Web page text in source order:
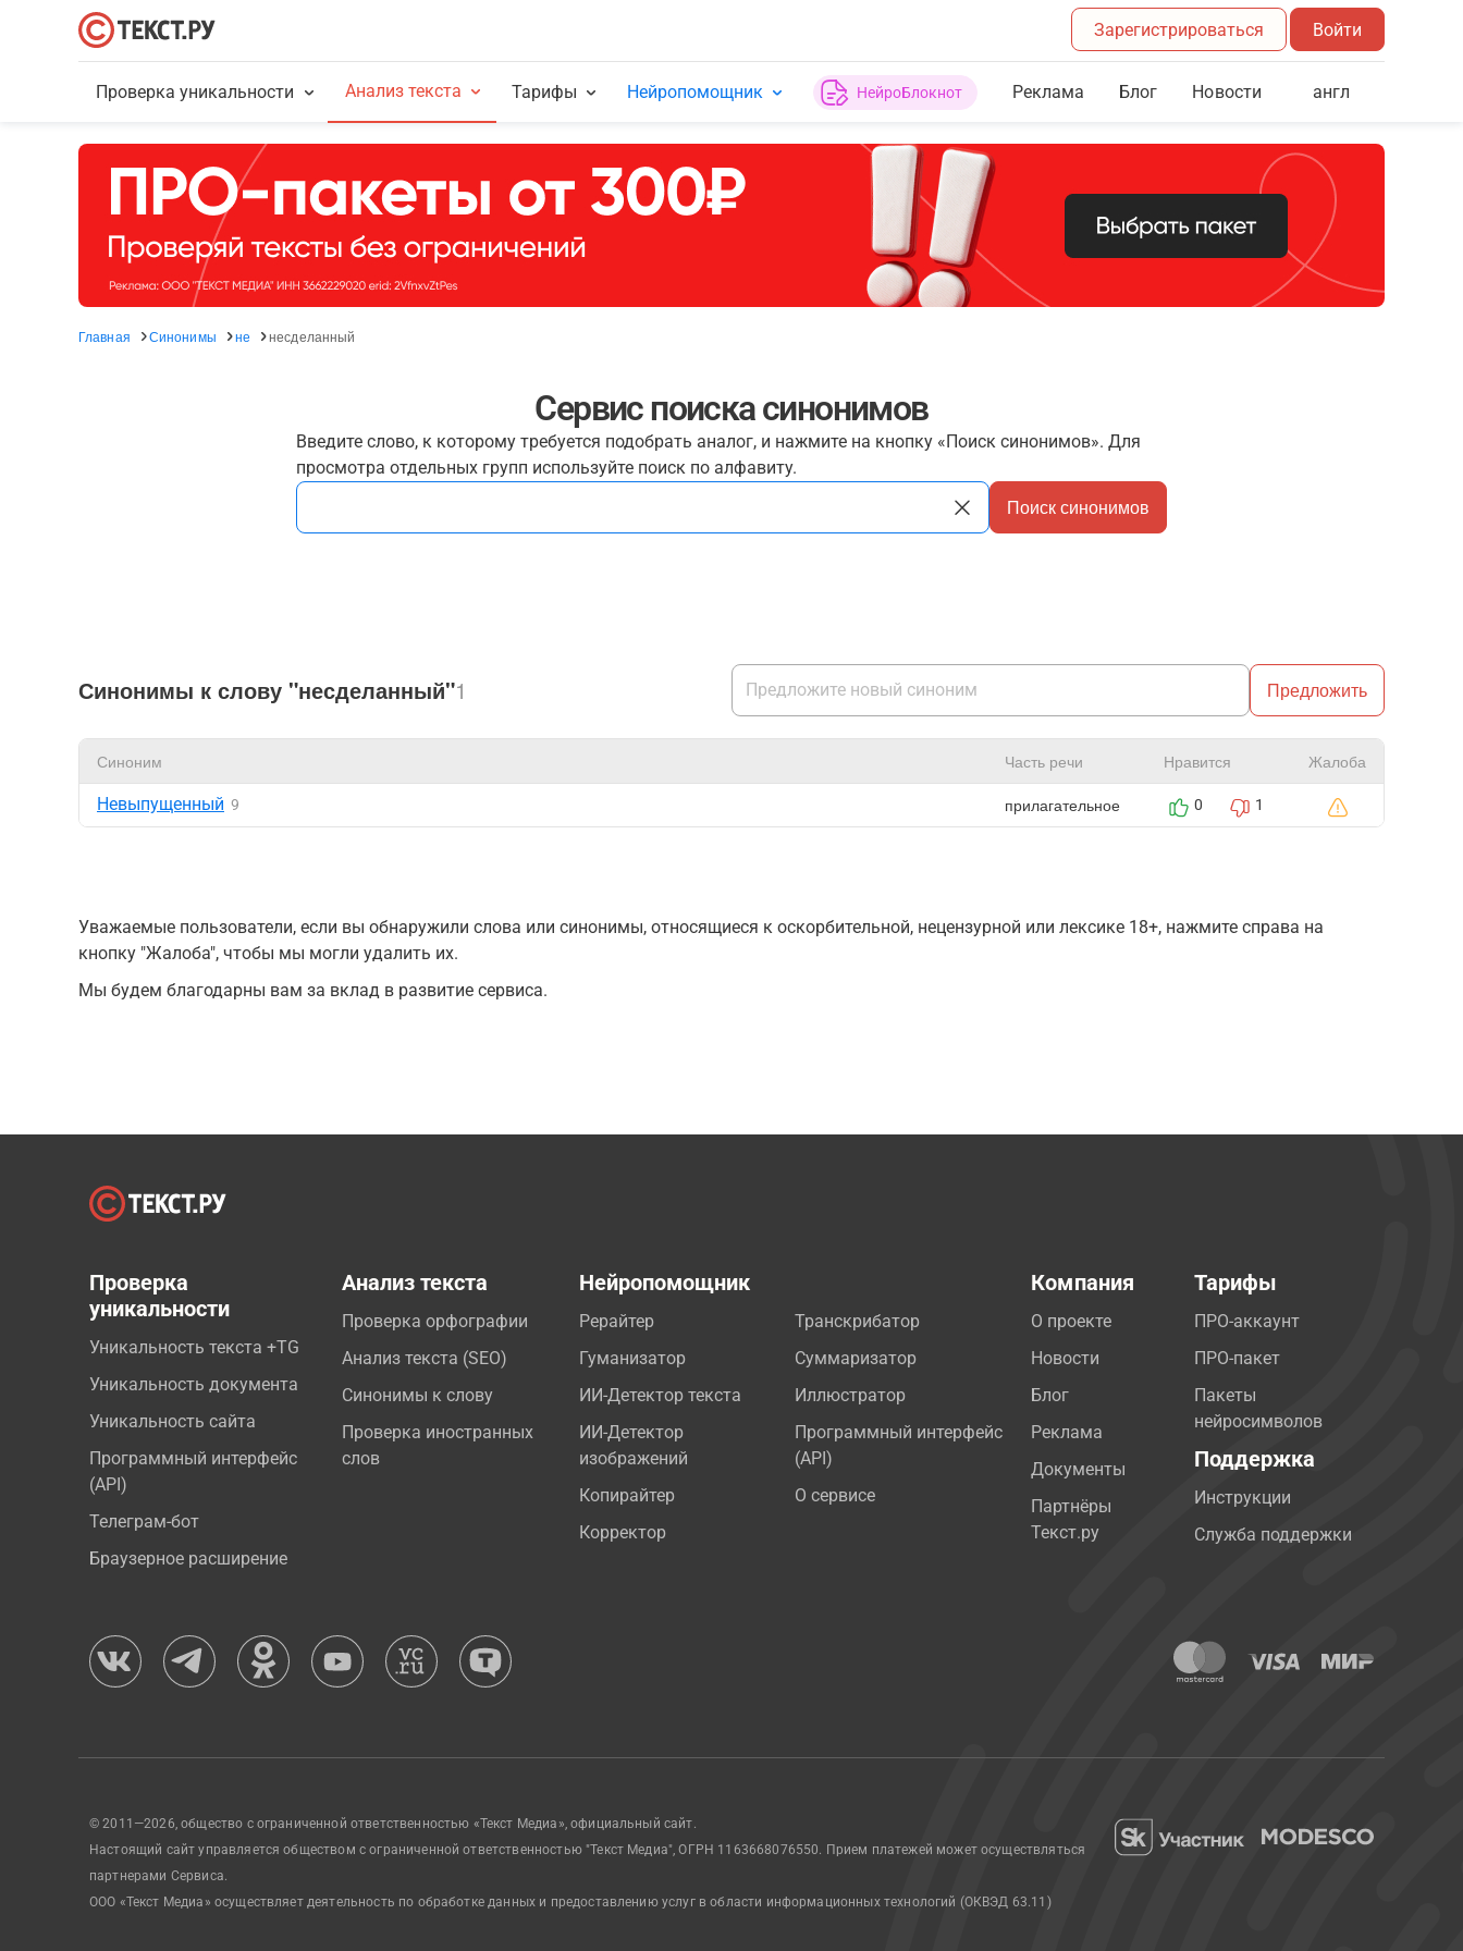
Зарегистрироваться Войти
Проверка уникальности Анализ текста Тарифы Нейропомощник НейроБлокнот Реклама Блог Новости англ
Главная Синонимы не несделанный
Сервис поиска синонимов
Введите слово, к которому требуется подобрать аналог, и нажмите на кнопку «Поиск синонимов». Для
просмотра отдельных групп используйте поиск по алфавиту.
Поиск синонимов
Синонимы к слову "несделанный"1 Предложить
Синоним Часть речи Нравится Жалоба
Невыпущенный 9 прилагательное 0 1
Уважаемые пользователи, если вы обнаружили слова или синонимы, относящиеся к оскорбительной, нецензурной или лексике 18+, нажмите справа на
кнопку "Жалоба", чтобы мы могли удалить их.
Мы будем благодарны вам за вклад в развитие сервиса.
Проверка
уникальности
Уникальность текста +TG
Уникальность документа
Уникальность сайта
Программный интерфейс
(API)
Телеграм-бот
Браузерное расширение
Анализ текста
Проверка орфографии
Анализ текста (SEO)
Синонимы к слову
Проверка иностранных
слов
Нейропомощник
Рерайтер
Гуманизатор
ИИ-Детектор текста
ИИ-Детектор
изображений
Копирайтер
Корректор
Транскрибатор
Суммаризатор
Иллюстратор
Программный интерфейс
(API)
О сервисе
Компания
О проекте
Новости
Блог
Реклама
Документы
Партнёры
Текст.ру
Тарифы
ПРО-аккаунт
ПРО-пакет
Пакеты
нейросимволов
Поддержка
Инструкции
Служба поддержки
© 2011—2026, общество с ограниченной ответственностью «Текст Медиа», официальный сайт.
Настоящий сайт управляется обществом с ограниченной ответственностью "Текст Медиа", ОГРН 1163668076550. Прием платежей может осуществляться
партнерами Сервиса.
ООО «Текст Медиа» осуществляет деятельность по обработке данных и предоставлению услуг в области информационных технологий (ОКВЭД 63.11)